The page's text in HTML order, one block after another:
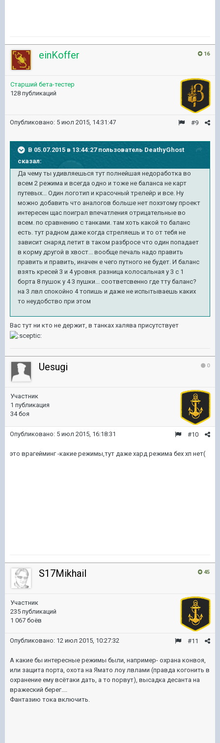
16
einKoffer
Старший бета-тестер
128 публикаций
#9
Опубликовано: 5 июл 2015, 14:31:47
В 05.07.2015 в 13:44:27 пользователь DeathyGhost
сказал:
Да чему ты удивляешься тут полнейшая недоработка во
всем 2 режима и всегда одно и тоже не баланса не карт
путевых... Один логотип и красочный трелейр и все. Ну
можно добавить что аналогов больше нет похэтому проект
интересен щас поиграл впечатления отрицательные во
всем. по сравнению с танками. там хоть какой то баланс
есть. тут радном даже когда стреляешь и то от тебя не
зависит снаряд летит в таком разбросе что один попадает
в корму другой в хвост... вообще печаль надо править
править и править, иначен е чего путного не будет. И баланс
взять кресей 3 и 4 уровня. разница колосальная у 3 с 1
борта 8 пушок у 4 3 пушки... соответсвенно где тту баланс?
на 3 лвл спокойно 4 топишь и даже не испытываешь каких
то неудобство при этом
Вас тут ни кто не держит, в танках халява присутствует
0
Uesugi
Участник
1 публикация
34 боя
#10
Опубликовано: 5 июл 2015, 16:18:31
это врагейминг -какие режимы,тут даже хард режима бех хп нет(
45
S17Mikhail
Участник
235 публикаций
1 067 боёв
#11
Опубликовано: 12 июл 2015, 10:27:32
А какие бы интересные режимы были, например- охрана конвоя,
или защита порта, охота на Ямато лоу лвлами (правда когонить в
охранение ему всётаки дать, а то порвут), высадка десанта на
вражеский берег....
Фантазию тока включить.